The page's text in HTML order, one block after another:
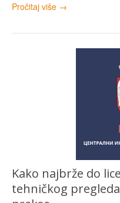
Pročitaj više →
Kako najbrže do
tehničkog